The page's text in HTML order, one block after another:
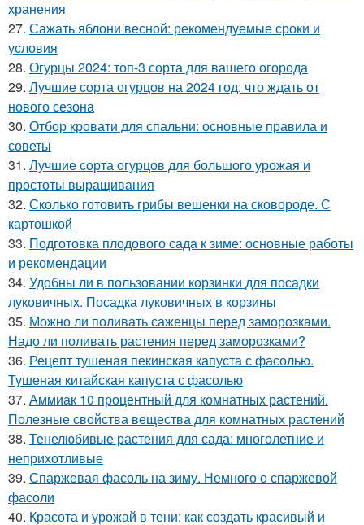
хранения
27. Сажать яблони весной: рекомендуемые сроки и
условия
28. Огурцы 2024: топ-3 сорта для вашего огорода
29. Лучшие сорта огурцов на 2024 год: что ждать от
нового сезона
30. Отбор кровати для спальни: основные правила и
советы
31. Лучшие сорта огурцов для большого урожая и
простоты выращивания
32. Сколько готовить грибы вешенки на сковороде. С
картошкой
33. Подготовка плодового сада к зиме: основные работы
и рекомендации
34. Удобны ли в пользовании корзинки для посадки
луковичных. Посадка луковичных в корзины
35. Можно ли поливать саженцы перед заморозками.
Надо ли поливать растения перед заморозками?
36. Рецепт тушеная пекинская капуста с фасолью.
Тушеная китайская капуста с фасолью
37. Аммиак 10 процентный для комнатных растений.
Полезные свойства вещества для комнатных растений
38. Тенелюбивые растения для сада: многолетние и
неприхотливые
39. Спаржевая фасоль на зиму. Немного о спаржевой
фасоли
40. Красота и урожай в тени: как создать красивый и